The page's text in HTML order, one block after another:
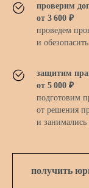
проверим
от 3 600 ₽
проведем
и
защитим
от 5 000 ₽
подготовим
от решения
и занимались
получить
лет
100%